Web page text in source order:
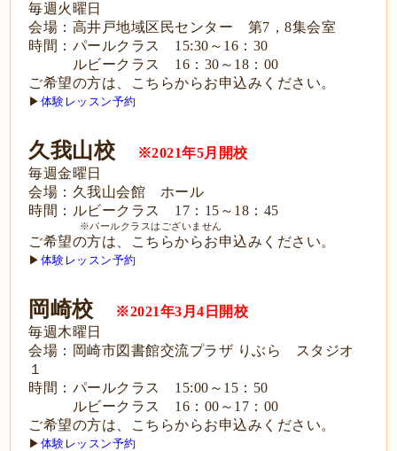
毎週火曜日
会場：高井戸地域区民センター 第7，8集会室
時間： パールクラス 15:30～16：30
ルビークラス 16：30～18：00
ご希望の方は、こちらからお申込みください。
▶ 体験レッスン予約
久我山校
※2021年5月開校
毎週金曜日
会場：久我山会館 ホール
時間：ルビークラス 17：15～18：45
※パールクラスはございません
ご希望の方は、こちらからお申込みください。
▶ 体験レッスン予約
岡崎校
※2021年3月4日開校
毎週木曜日
会場：岡崎市図書館交流プラザ りぶら スタジオ
１
時間：パールクラス 15:00～15：50
ルビークラス 16：00～17：00
ご希望の方は、こちらからお申込みください。
▶ 体験レッスン予約